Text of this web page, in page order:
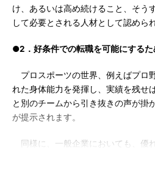
け、あるいは高め続けること、そう
して必要とされる人材として認めら
●2．好条件での転職を可能にする
プロスポーツの世界、例えばプロ
れた身体能力を発揮し、実績を残せ
と別のチームから引き抜きの声が掛
が提示されます。
同様に、一般企業においても、優